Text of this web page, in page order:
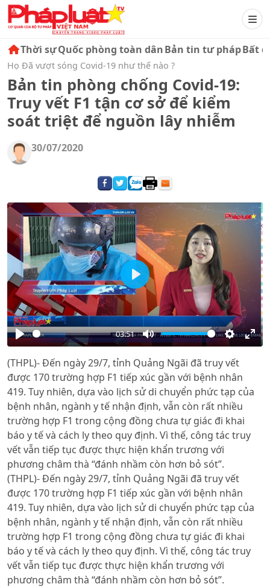
Thời sựQuốc phòng toàn dânBản tin tư phápBất
Họ Đã vượt sóng Covid-19 như thế nào ?
Bản tin phòng chống Covid-19:
Truy vết F1 tận cơ sở để kiểm
soát triệt để nguồn lây nhiễm
30/07/2020
Play
03:51
Mute Settings
Play
(THPL)- Đến ngày 29/7, tỉnh Quảng Ngãi đã truy vết
được 170 trường hợp F1 tiếp xúc gần với bệnh nhân
419. Tuy nhiên, dựa vào lịch sử di chuyển phức tạp của
bệnh nhân, ngành y tế nhận định, vẫn còn rất nhiều
trường hợp F1 trong cộng đồng chưa tự giác đi khai
báo y tế và cách ly theo quy định. Vì thế, công tác truy
vết vẫn tiếp tục được thực hiện khẩn trương với
phương châm thà “đánh nhầm còn hơn bỏ sót”.
(THPL)- Đến ngày 29/7, tỉnh Quảng Ngãi đã truy vết
được 170 trường hợp F1 tiếp xúc gần với bệnh nhân
419. Tuy nhiên, dựa vào lịch sử di chuyển phức tạp của
bệnh nhân, ngành y tế nhận định, vẫn còn rất nhiều
trường hợp F1 trong cộng đồng chưa tự giác đi khai
báo y tế và cách ly theo quy định. Vì thế, công tác truy
vết vẫn tiếp tục được thực hiện khẩn trương với
phương châm thà “đánh nhầm còn hơn bỏ sót”.